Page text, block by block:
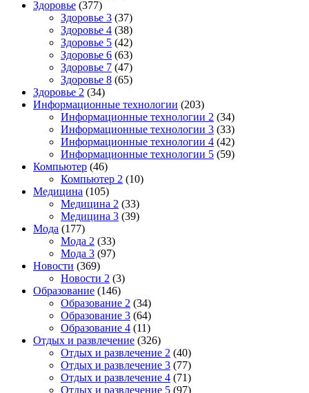
Здоровье (377)
Здоровье 3 (37)
Здоровье 4 (38)
Здоровье 5 (42)
Здоровье 6 (63)
Здоровье 7 (47)
Здоровье 8 (65)
Здоровье 2 (34)
Информационные технологии (203)
Информационные технологии 2 (34)
Информационные технологии 3 (33)
Информационные технологии 4 (42)
Информационные технологии 5 (59)
Компьютер (46)
Компьютер 2 (10)
Медицина (105)
Медицина 2 (33)
Медицина 3 (39)
Мода (177)
Мода 2 (33)
Мода 3 (97)
Новости (369)
Новости 2 (3)
Образование (146)
Образование 2 (34)
Образование 3 (64)
Образование 4 (11)
Отдых и развлечение (326)
Отдых и развлечение 2 (40)
Отдых и развлечение 3 (77)
Отдых и развлечение 4 (71)
Отдых и развлечение 5 (97)